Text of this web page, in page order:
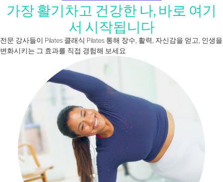
가장 활기차고 건강한 나, 바로 여기
서 시작됩니다
전문 강사들이 Pilates 클래식 Pilates 통해 장수, 활력, 자신감을 얻고, 인생을
변화시키는 그 효과를 직접 경험해 보세요